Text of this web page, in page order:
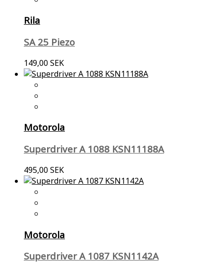
Rila
SA 25 Piezo
149,00 SEK
Motorola
Superdriver A 1088 KSN11188A
495,00 SEK
Motorola
Superdriver A 1087 KSN1142A